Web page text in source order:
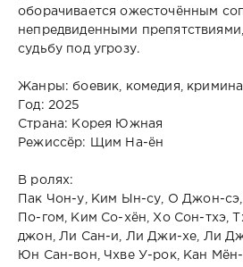
оборачивается ожесточённым
непредвиденными
судьбу под угрозу.
Жанры: боевик, комедия,
Год: 2025
Страна: Корея Южная
Режиссёр: Щим На-ён
В ролях:
Пак Чон-у, Ким Ын-су, О Джон-
По-гом, Ким Со-хён, Хо Сон-тхэ,
джон, Ли Сан-и, Ли Джи-хе, Ли
Юн Сан-вон, Чхве У-рок, Кан